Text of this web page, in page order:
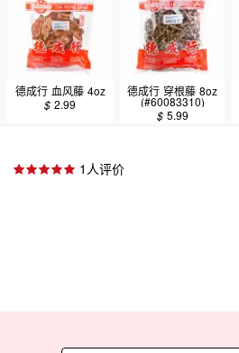
德成行 血风藤 4oz
$2.99
德成行 穿根藤 8oz
(#60083310)
$ 5.99
1人评价